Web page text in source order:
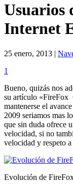
Usuarios
Internet
25 enero, 2013 |
1
Bueno, quizás nos
su artículo «FireFox
mantenerse el
2009 seriamos mas
que sin duda ofrece
velocidad, si no
velocidad y respeto a
Evolución de